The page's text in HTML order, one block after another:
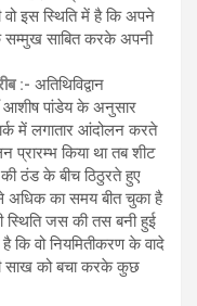
इस स्थिति में है कि अपने
सम्मुख साबित करके अपनी
:- अतिथिविद्वान
आशीष पांडेय के अनुसार
में लगातार आंदोलन करते
किया था तब शीट
ठंड के बीच ठिठुरते हुए
अधिक का समय बीत चुका है
स्थिति जस की तस बनी हुई
वो नियमितीकरण के वादे
साख को बचा करके कुछ